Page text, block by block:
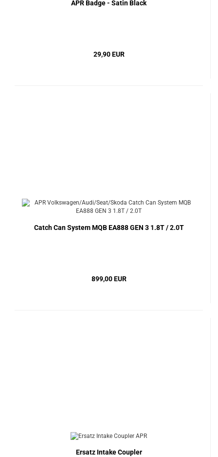
APR Badge - Satin Black
29,90 EUR
Catch Can System MQB EA888 GEN 3 1.8T / 2.0T
899,00 EUR
Ersatz Intake Coupler